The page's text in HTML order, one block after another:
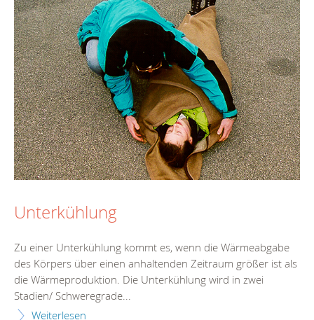
Unterkühlung
Zu einer Unterkühlung kommt es, wenn die Wärmeabgabe
des Körpers über einen anhaltenden Zeitraum größer ist als
die Wärmeproduktion. Die Unterkühlung wird in zwei
Stadien/ Schweregrade...
Weiterlesen